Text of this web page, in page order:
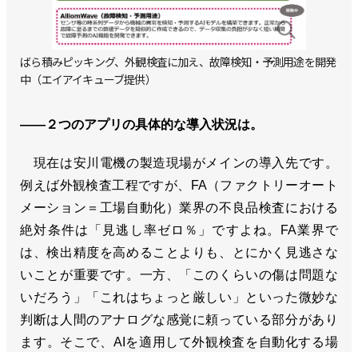
ばら積みピッキング、外観検査に加え、故障検知・予測用途を開発
中（エイアイキューブ提供）
――２つのアプリの具体的な導入状況は。
現在は安川電機の製造現場がメインの導入先です。
例えば外観検査工程ですが、FA（ファクトリーオート
メーション＝工場自動化）業界の不良品検査における
絶対条件は「見逃し率ゼロ％」ですよね。FA業界で
は、検出精度を高めることよりも、とにかく見逃さな
いことが重要です。一方、「このくらいの傷は問題な
いだろう」「これはちょっと厳しい」といった微妙な
判断は人間のアナログな感覚に頼っている部分があり
ます。そこで、AIを適用して外観検査を自動化する場